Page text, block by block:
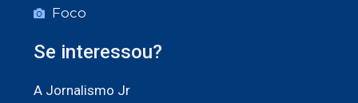
Foco
Se interessou?
A Jornalismo Jr